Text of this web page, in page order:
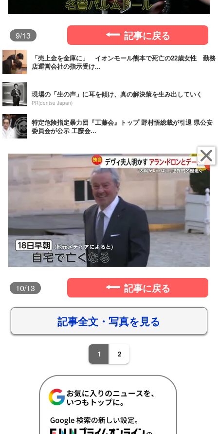
9/13 記事に戻る
「売上金を金庫に」 イオンモール熊本で死亡の22歳女性 勤務
店運営会社の指示受け...
現場の「生の声」に耳を傾け、真の解決策を生み出していく
PR(dentsu Japan)
特定危険指定暴力団『工藤会』トップ 野村悟総裁が引退 県公安
委員会が公示 工藤会...
10/13 記事に戻る
記事全文・写真を見る
1 2